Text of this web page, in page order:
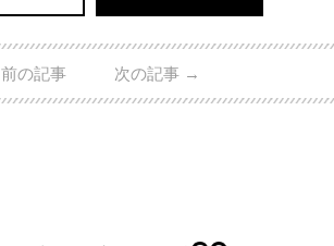
前の記事 次の記事 →